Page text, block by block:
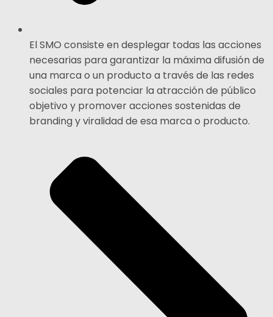
El SMO consiste en desplegar todas las acciones
necesarias para garantizar la máxima difusión de
una marca o un producto a través de las redes
sociales para potenciar la atracción de público
objetivo y promover acciones sostenidas de
branding y viralidad de esa marca o producto.